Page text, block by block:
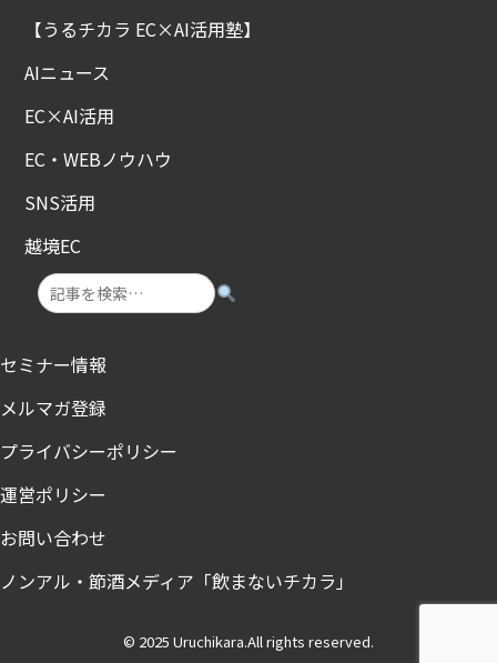
【うるチカラ EC×AI活用塾】
AIニュース
EC×AI活用
EC・WEBノウハウ
SNS活用
越境EC
セミナー情報
メルマガ登録
プライバシーポリシー
運営ポリシー
お問い合わせ
ノンアル・節酒メディア「飲まないチカラ」
© 2025 Uruchikara.All rights reserved.